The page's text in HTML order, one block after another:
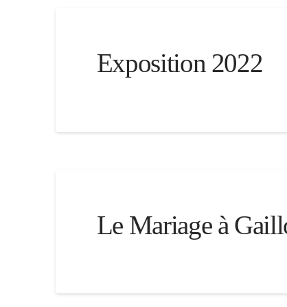
Exposition 2022
Le Mariage à